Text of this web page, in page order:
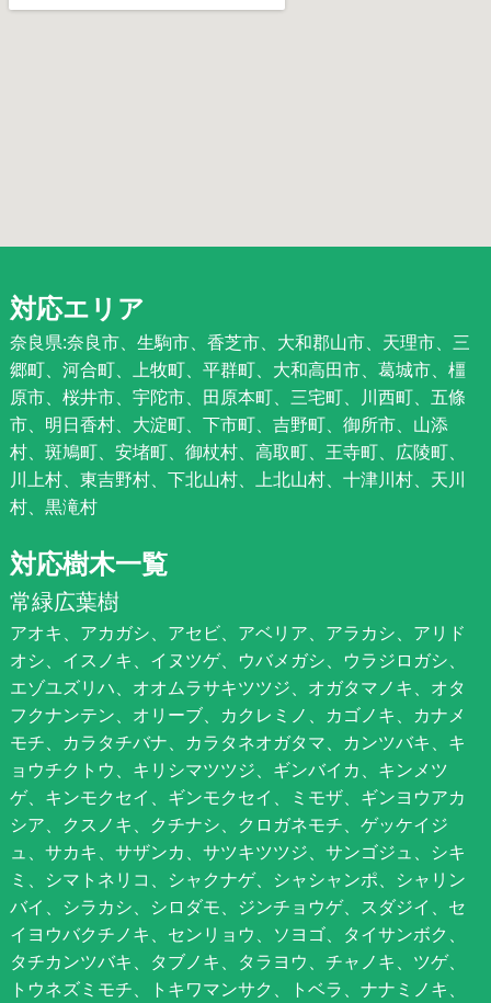
対応エリア
奈良県:奈良市、生駒市、香芝市、大和郡山市、天理市、三
郷町、河合町、上牧町、平群町、大和高田市、葛城市、橿
原市、桜井市、宇陀市、田原本町、三宅町、川西町、五條
市、明日香村、大淀町、下市町、吉野町、御所市、山添
村、斑鳩町、安堵町、御杖村、高取町、王寺町、広陵町、
川上村、東吉野村、下北山村、上北山村、十津川村、天川
村、黒滝村
対応樹木一覧
常緑広葉樹
アオキ、アカガシ、アセビ、アベリア、アラカシ、アリド
オシ、イスノキ、イヌツゲ、ウバメガシ、ウラジロガシ、
エゾユズリハ、オオムラサキツツジ、オガタマノキ、オタ
フクナンテン、オリーブ、カクレミノ、カゴノキ、カナメ
モチ、カラタチバナ、カラタネオガタマ、カンツバキ、キ
ョウチクトウ、キリシマツツジ、ギンバイカ、キンメツ
ゲ、キンモクセイ、ギンモクセイ、ミモザ、ギンヨウアカ
シア、クスノキ、クチナシ、クロガネモチ、ゲッケイジ
ュ、サカキ、サザンカ、サツキツツジ、サンゴジュ、シキ
ミ、シマトネリコ、シャクナゲ、シャシャンポ、シャリン
バイ、シラカシ、シロダモ、ジンチョウゲ、スダジイ、セ
イヨウバクチノキ、センリョウ、ソヨゴ、タイサンボク、
タチカンツバキ、タブノキ、タラヨウ、チャノキ、ツゲ、
トウネズミモチ、トキワマンサク、トベラ、ナナミノキ、